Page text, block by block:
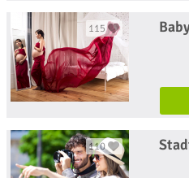
115
110